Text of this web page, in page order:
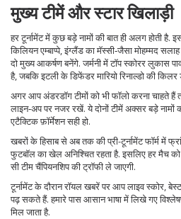
मुख्य टीमें और स्टार खिलाड़ी
हर टूर्नामेंट में कुछ बड़े नामों की बात ही अलग होती है.
किलियन एम्बाप्पे, इंग्लैंड का मॅस्सी‑जैसा मोहम्मद
दो मुख्य आकर्षण बनेंगे. जर्मनी में टॉप स्कोरर लुकास
है, जबकि इटली के डिफेंडर मारियो रिनाल्डो की
अगर आप अंडरडॉग टीमों को भी फॉलो करना चाहते हैं
लाइन‑अप पर नजर रखें. ये दोनों टीमें अक्सर बड़े
एटैक्टिक फ़ॉर्मेशन सही हो.
खबरों के हिसाब से अब तक की प्री-टूर्नामेंट फॉर्म
फुटबॉल का खेल अनिश्चित रहता है. इसलिए हर मैच को
सी टीम चैंपियनशिप की ट्रॉफी ले जाएगी.
टूर्नामेंट के दौरान रॉयल खबरें पर आप लाइव स्कोर,
पढ़ सकते हैं. हमारे पास आसान भाषा में लिखे गए
मिल जाता है.